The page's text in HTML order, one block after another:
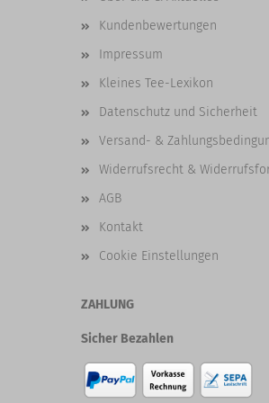
Kundenbewertungen
Impressum
Kleines Tee-Lexikon
Datenschutz und Sicherheit
Versand- &
Widerrufsrecht &
AGB
Kontakt
Cookie Einstellungen
ZAHLUNG
Sicher Bezahlen